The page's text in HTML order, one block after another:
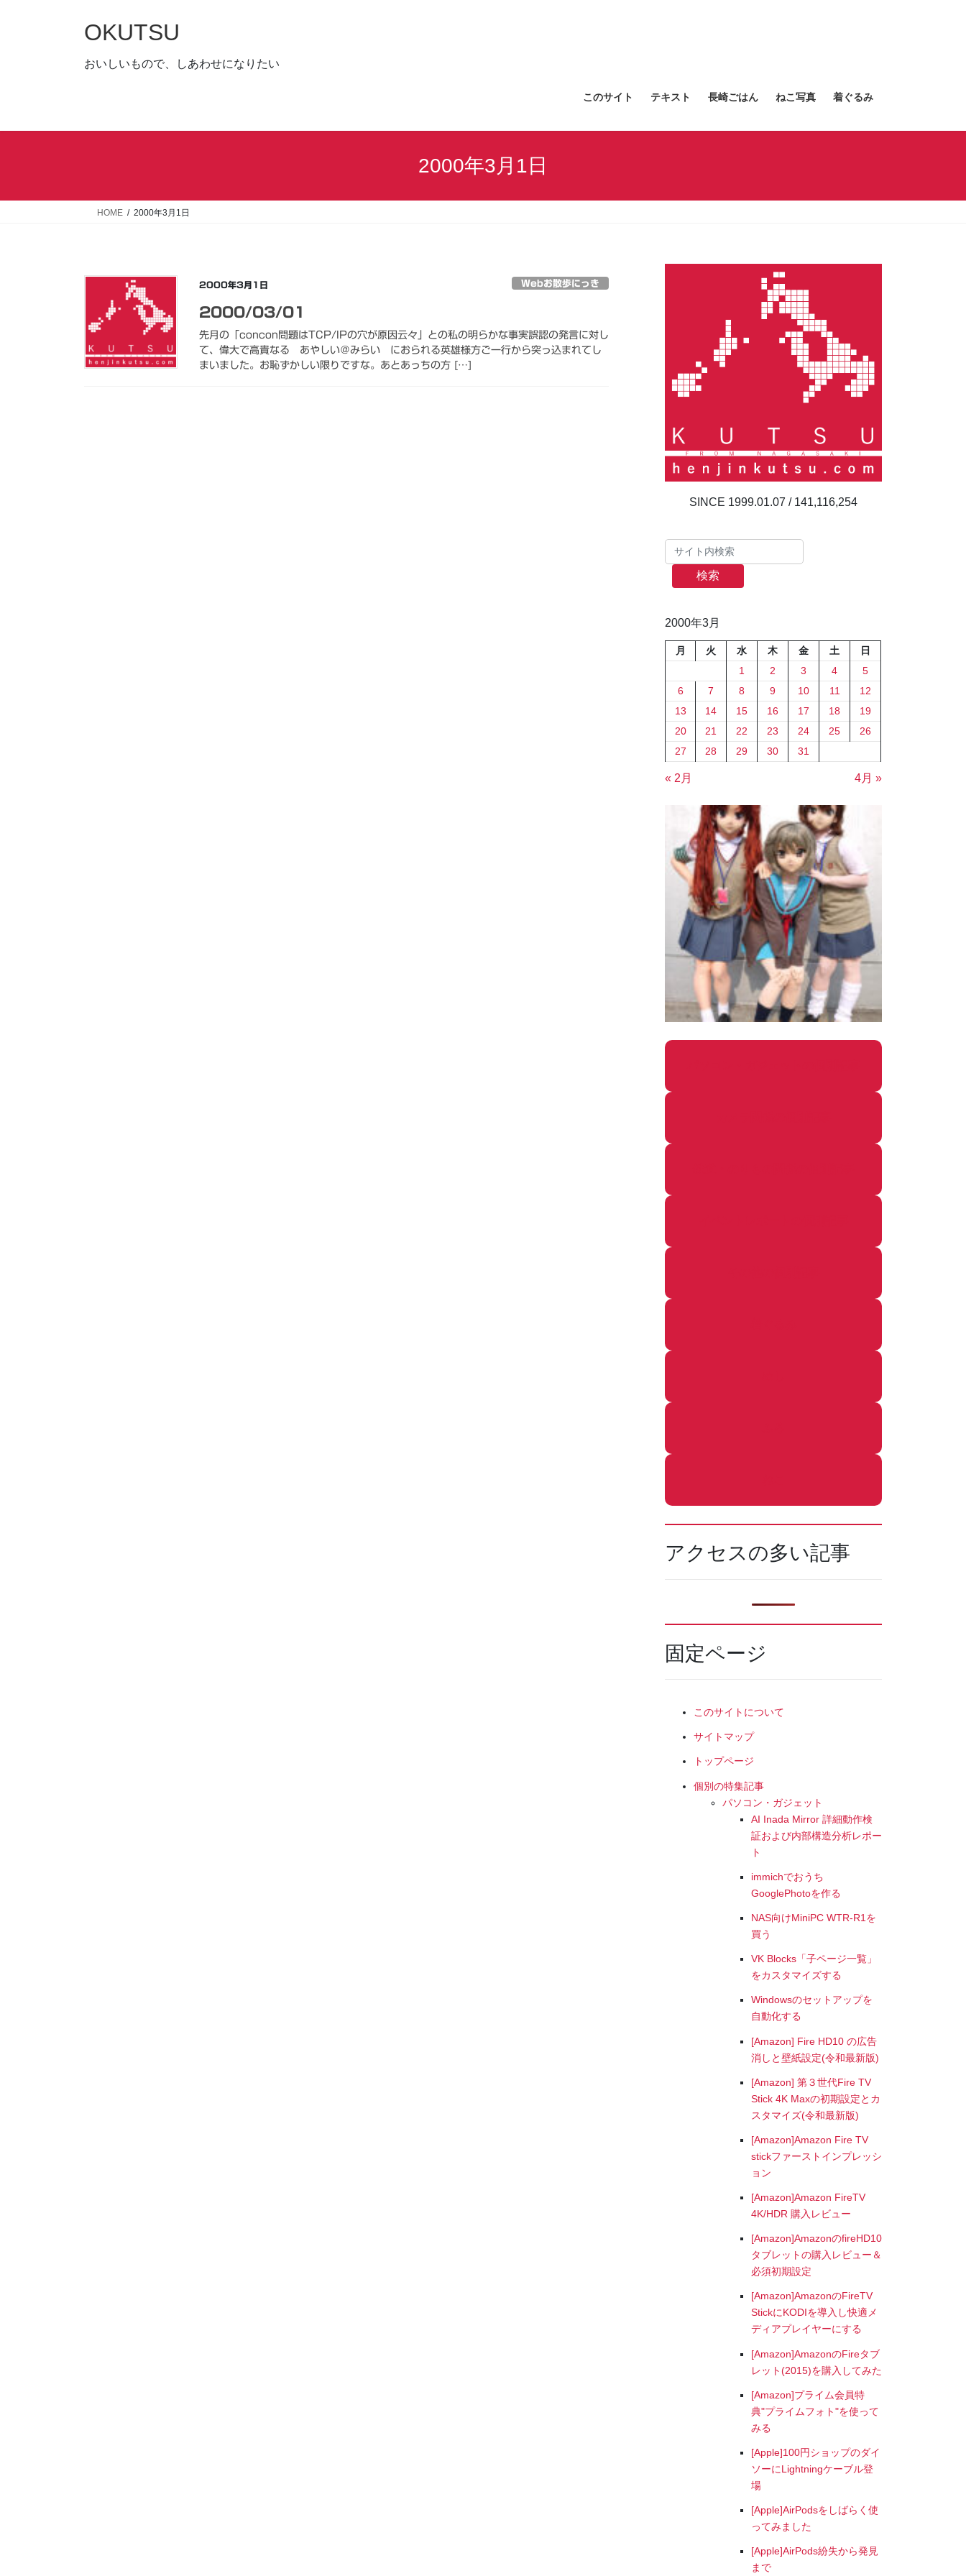
キ
に
OKUTSU
おいしいもので、しあわせになりたい
このサイト テキスト 長崎ごはん ねこ写真 着ぐるみ
2000年3月1日
HOME 2000年3月1日
2000年3月1日 Webお散歩にっき
2000/03/01
先月の「concon問題はTCP/IPの穴が原因云々」との私の明らかな事実誤認の発言に対し
て、偉大で高貴なる あやしい＠みらい におられる英雄様方ご一行から突っ込まれてし
まいました。お恥ずかしい限りですな。あとあっちの方 […]
141,116,254
検索
2000年3月
月 火 水 木 金 土
日
1
2 3 4
5
6
7 8 9 10 11
12
13
14 15 16 17 18
19
20
21 22 23 24 25
26
27
28 29 30 31
« 2月 4月 »
アクセスの多い記事
固定ページ
このサイトについて
サイトマップ
トップページ
個別の特集記事
パソコン・ガジェット
AI Inada Mirror 詳細動作検
証および内部構造分析レポー
ト
immichでおうち
GooglePhotoを作る
NAS向けMiniPC WTR-R1を
買う
VK Blocks「子ページ一覧」
をカスタマイズする
Windowsのセットアップを
自動化する
[Amazon] Fire HD10 の広告
消しと壁紙設定(令和最新版)
[Amazon] 第３世代Fire TV
Stick 4K Maxの初期設定とカ
スタマイズ(令和最新版)
[Amazon]Amazon Fire TV
stickファーストインプレッシ
ョン
[Amazon]Amazon FireTV
4K/HDR 購入レビュー
[Amazon]AmazonのfireHD10
タブレットの購入レビュー＆
必須初期設定
[Amazon]AmazonのFireTV
StickにKODIを導入し快適メ
ディアプレイヤーにする
[Amazon]AmazonのFireタブ
レット(2015)を購入してみた
[Amazon]プライム会員特
典"プライムフォト"を使って
みる
[Apple]100円ショップのダイ
ソーにLightningケーブル登
場
[Apple]AirPodsをしばらく使
ってみました
[Apple]AirPods紛失から発見
まで